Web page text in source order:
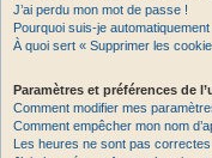
J’ai perdu mon mot de passe !
Pourquoi suis-je
À quoi sert « Supprimer les
Paramètres et préférences de
Comment modifier mes
Comment empêcher mon nom
Les heures ne sont pas correctes